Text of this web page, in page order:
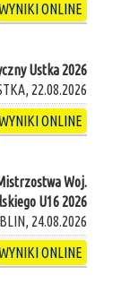
ONLINE
Ustka 2026
22.08.2026
ONLINE
Woj.
U16 2026
24.08.2026
ONLINE